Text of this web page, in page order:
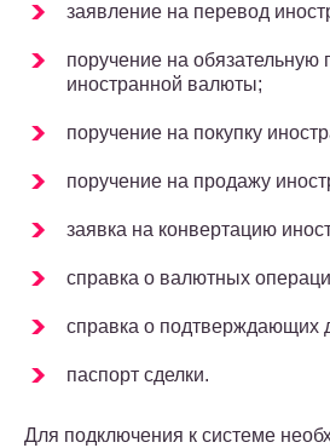
заявление на перевод
поручение на обязательную
иностранной валюты;
поручение на покупку
поручение на продажу
заявка на конвертацию
справка о валютных
справка о подтверждающих
паспорт сделки.
Для подключения к системе